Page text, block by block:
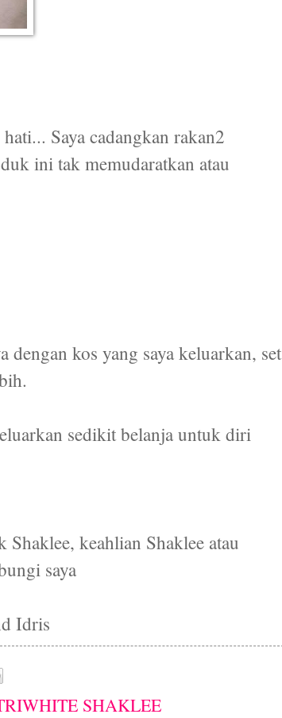
Saya cadangkan rakan2
ini tak memudaratkan atau
kos yang saya keluarkan, set
sedikit belanja untuk diri
keahlian Shaklee atau
saya
Idris
SHAKLEE